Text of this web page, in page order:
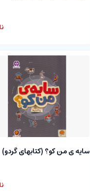
سایه ی من کو؟ (کتابهای گردو)